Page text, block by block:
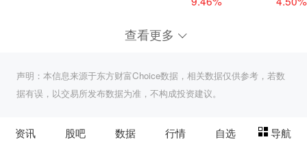
查看更多
声明：本信息来源于东方财富Choice数据，相关数据仅供参考，若数
据有误，以交易所发布数据为准，不构成投资建议。
资讯 股吧 数据 行情 自选 导航